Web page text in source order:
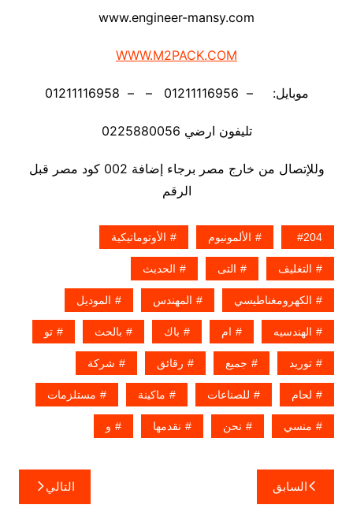
www.engineer-mansy.com
WWW.M2PACK.COM
موبايل: – 01211116956 – – 01211116958
تليفون ارضي 0225880056
وللإتصال من خارج مصر برجاء إضافة 002 كود مصر قبل
الرقم
204 الألمونيوم الأوتوماتيكية
التغليف التى الحديث
الكهرومغناطيسي المهندس الموديل
الهندسيه ام باك بالحث تو
توريد جميع رقائق شركة
لحام للصناعات ماكينة مستلزمات
منسي نحن نقدمها و
تصفّح
المقالات
السابق التالي